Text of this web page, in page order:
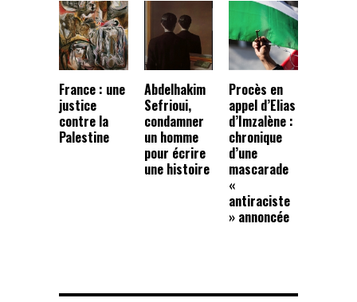
France : une
justice
contre la
Palestine
Abdelhakim
Sefrioui,
condamner
un homme
pour écrire
une histoire
Procès en
appel d’Elias
d’Imzalène :
chronique
d’une
mascarade
«
antiraciste
» annoncée